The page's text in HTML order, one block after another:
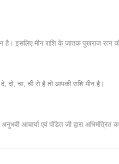
है। इसलिए मीन राशि के जातक पुखराज
दे, दो, चा, ची से है तो आपकी राशि मीन है।
अनुभवी आचार्या एवं पंडित जी द्वारा